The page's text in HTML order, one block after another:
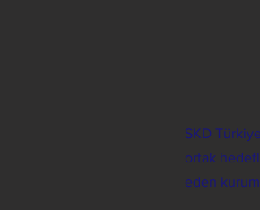
SKD
ortak
eden